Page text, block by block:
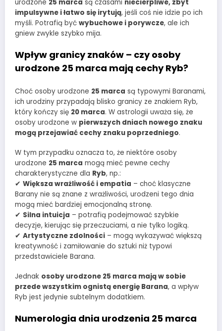
urodzone 25 marca są czasami niecierpliwe, zbyt
impulsywne i łatwo się irytują, jeśli coś nie idzie po ich
myśli. Potrafią być wybuchowe i porywcze, ale ich
gniew zwykle szybko mija.
Wpływ granicy znaków – czy osoby
urodzone 25 marca mają cechy Ryb?
Choć osoby urodzone 25 marca są typowymi Baranami,
ich urodziny przypadają blisko granicy ze znakiem Ryb,
który kończy się 20 marca. W astrologii uważa się, że
osoby urodzone w pierwszych dniach nowego znaku
mogą przejawiać cechy znaku poprzedniego.
W tym przypadku oznacza to, że niektóre osoby
urodzone 25 marca mogą mieć pewne cechy
charakterystyczne dla Ryb, np.:
✔ Większa wrażliwość i empatia – choć klasyczne
Barany nie są znane z wrażliwości, urodzeni tego dnia
mogą mieć bardziej emocjonalną stronę.
✔ Silna intuicja – potrafią podejmować szybkie
decyzje, kierując się przeczuciami, a nie tylko logiką.
✔ Artystyczne zdolności – mogą wykazywać większą
kreatywność i zamiłowanie do sztuki niż typowi
przedstawiciele Barana.
Jednak osoby urodzone 25 marca mają w sobie
przede wszystkim ognistą energię Barana, a wpływ
Ryb jest jedynie subtelnym dodatkiem.
Numerologia dnia urodzenia 25 marca